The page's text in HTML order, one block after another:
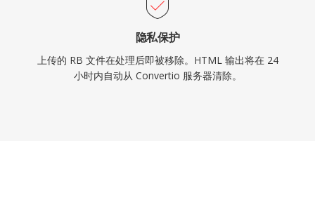
隐私保护
上传的 RB 文件在处理后即被移除。HTML 输出将在 24
小时内自动从 Convertio 服务器清除。